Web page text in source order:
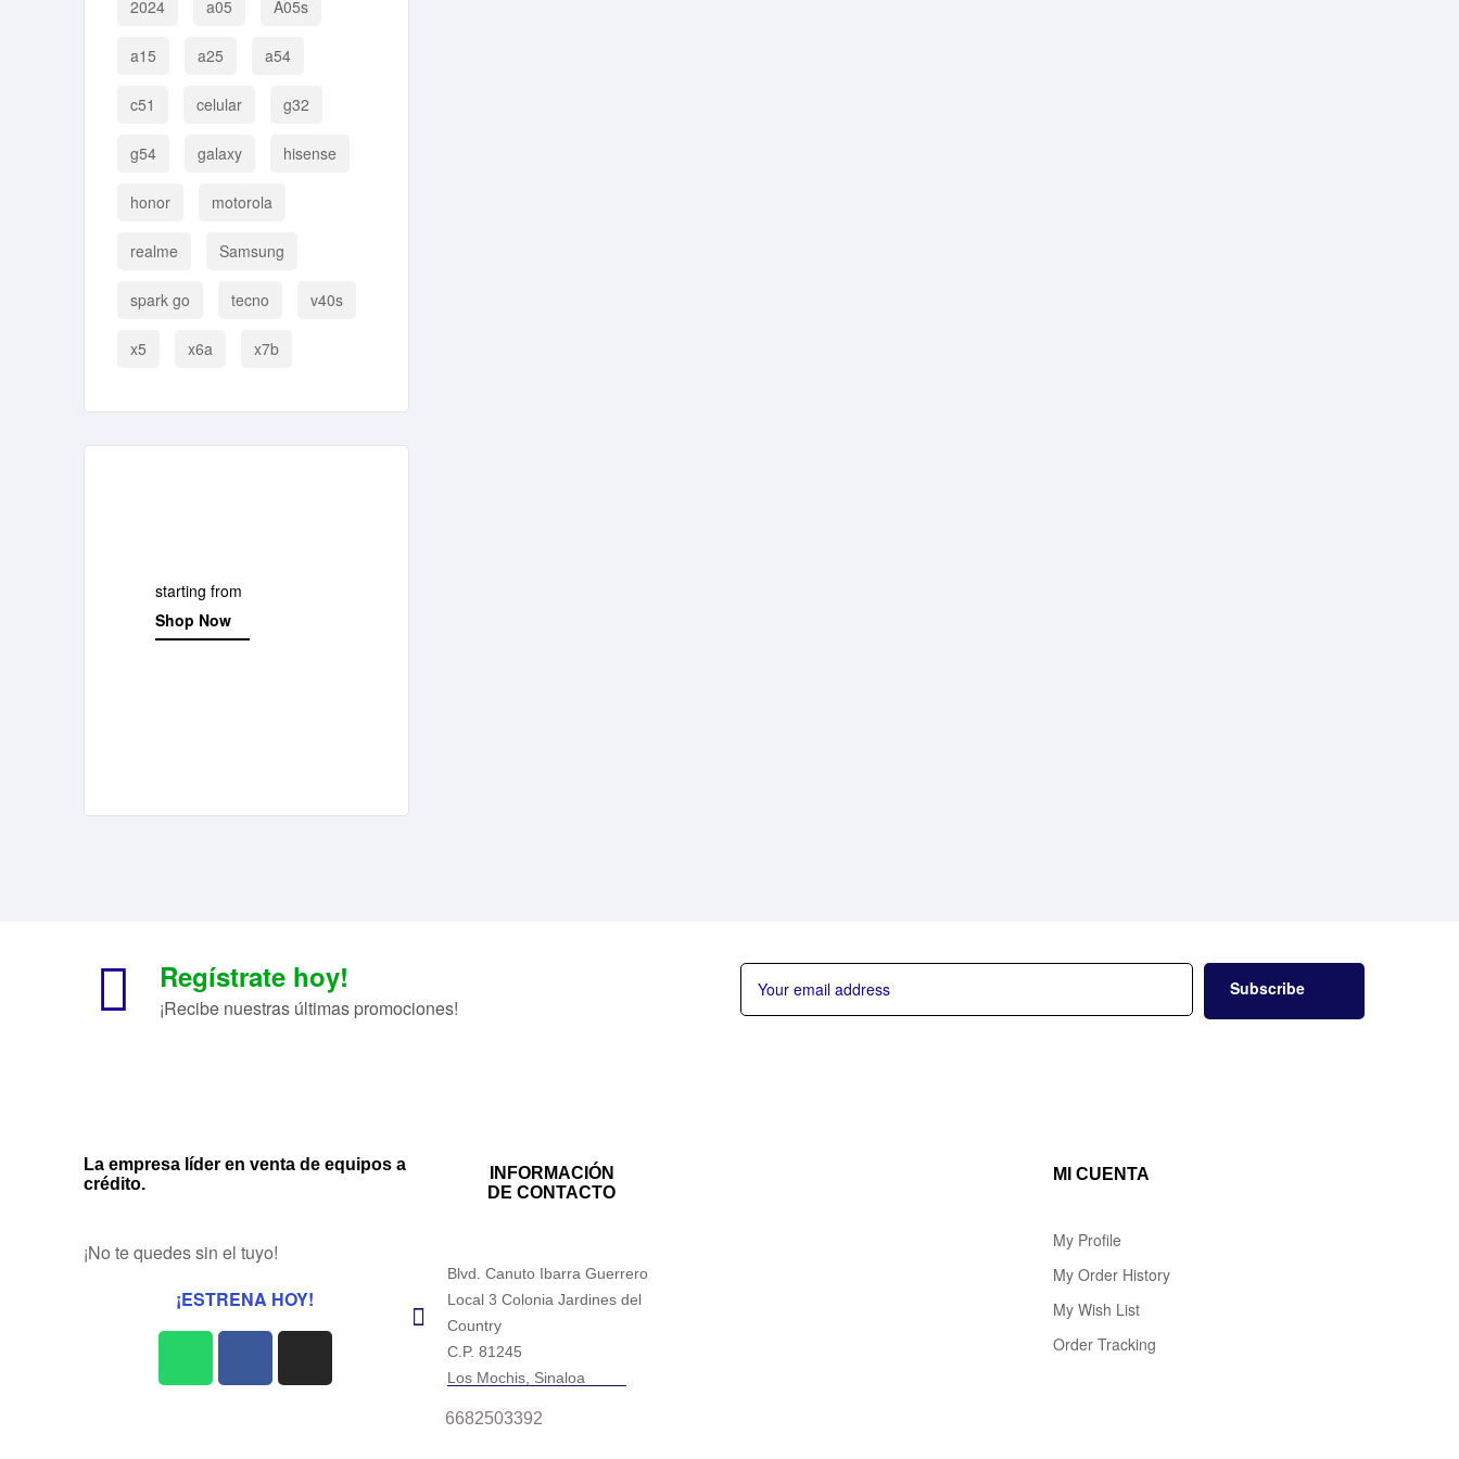
2024 a05 A05s
a15 a25 a54
c51 celular g32
g54 galaxy hisense
honor motorola
realme Samsung
spark go tecno v40s
x5 x6a x7b
starting from
Shop Now
Regístrate hoy!
¡Recibe nuestras últimas promociones!
Subscribe
La empresa líder en venta de equipos a
crédito.
¡No te quedes sin el tuyo!
¡ESTRENA HOY!
INFORMACIÓN
DE CONTACTO
Blvd. Canuto Ibarra Guerrero
Local 3 Colonia Jardines del
Country
C.P. 81245
Los Mochis, Sinaloa
6682503392
MI CUENTA
My Profile
My Order History
My Wish List
Order Tracking